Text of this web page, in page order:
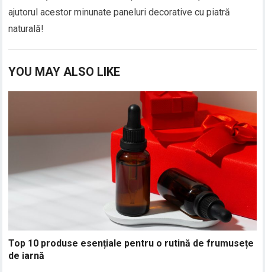
ajutorul acestor minunate paneluri decorative cu piatră
naturală!
YOU MAY ALSO LIKE
Top 10 produse esențiale pentru o rutină de frumusețe
de iarnă